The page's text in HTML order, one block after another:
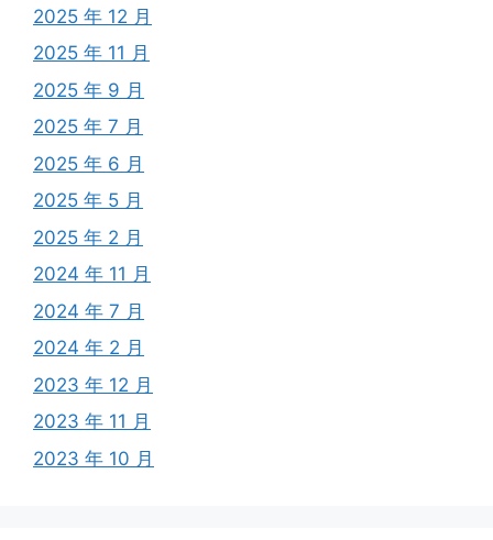
2025 年 12 月
2025 年 11 月
2025 年 9 月
2025 年 7 月
2025 年 6 月
2025 年 5 月
2025 年 2 月
2024 年 11 月
2024 年 7 月
2024 年 2 月
2023 年 12 月
2023 年 11 月
2023 年 10 月